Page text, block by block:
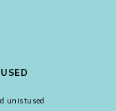
unistused